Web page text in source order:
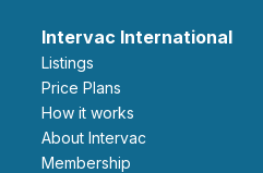
Intervac International
Listings
Price Plans
How it works
About Intervac
Membership